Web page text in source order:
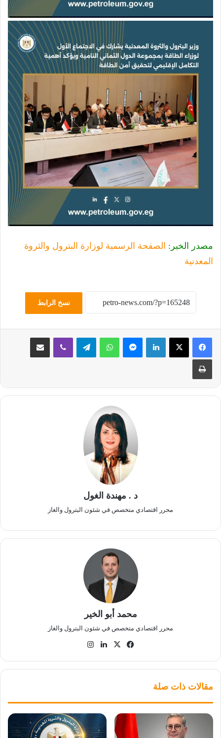
مصدر الخبر: الصفحة الرسمية لوزارة البترول والثروة
المعدنية
نسخ الرابط
لينكدإن ماسنجر واتساب تيلقرام ڤايبر مشاركة عبر البريد
طباعة
د . مهندة الغول
محرر اقتصادي متخصص في شئون البترول والغاز
محمد أبو الخير
محرر اقتصادي متخصص في شئون البترول والغاز
فيسبوك
‫X لينكدإن
مقالات ذات صلة